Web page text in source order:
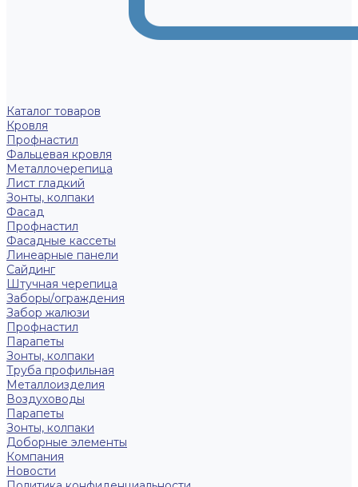
Каталог товаров
Кровля
Профнастил
Фальцевая кровля
Металлочерепица
Лист гладкий
Зонты, колпаки
Фасад
Профнастил
Фасадные кассеты
Линеарные панели
Сайдинг
Штучная черепица
Заборы/ограждения
Забор жалюзи
Профнастил
Парапеты
Зонты, колпаки
Труба профильная
Металлоизделия
Воздуховоды
Парапеты
Зонты, колпаки
Доборные элементы
Компания
Новости